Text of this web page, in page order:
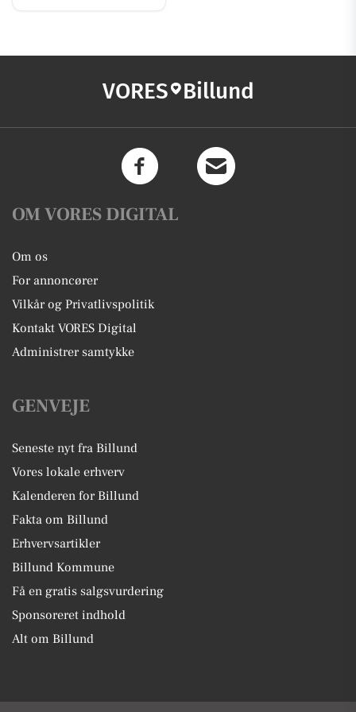
VORES Billund
OM VORES DIGITAL
Om os
For annoncører
Vilkår og Privatlivspolitik
Kontakt VORES Digital
Administrer samtykke
GENVEJE
Seneste nyt fra Billund
Vores lokale erhverv
Kalenderen for Billund
Fakta om Billund
Erhvervsartikler
Billund Kommune
Få en gratis salgsvurdering
Sponsoreret indhold
Alt om Billund